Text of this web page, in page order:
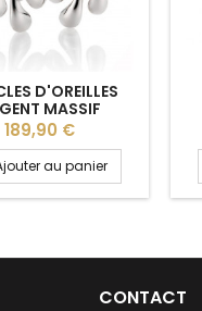
D'OREILLES
MASSIF
BREUNING
Prix
189,90 €
au panier
CONTACT